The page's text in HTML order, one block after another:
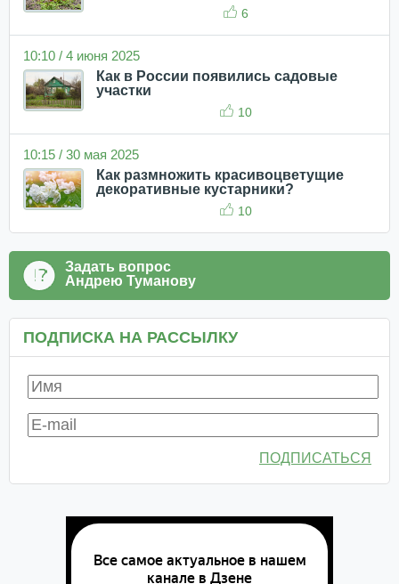
6
10:10 / 4 июня 2025
Как в России появились садовые
участки
10
10:15 / 30 мая 2025
Как размножить красивоцветущие
декоративные кустарники?
10
Задать вопрос
Андрею Туманову
ПОДПИСКА НА РАССЫЛКУ
ПОДПИСАТЬСЯ